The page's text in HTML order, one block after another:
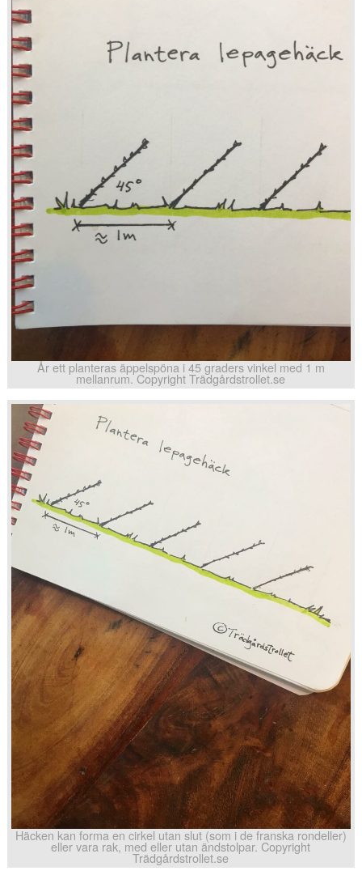
År ett planteras äppelspöna i 45 graders vinkel med 1 m
mellanrum. Copyright Trädgårdstrollet.se
Häcken kan forma en cirkel utan slut (som i de franska rondeller)
eller vara rak, med eller utan ändstolpar. Copyright
Trädgårdstrollet.se